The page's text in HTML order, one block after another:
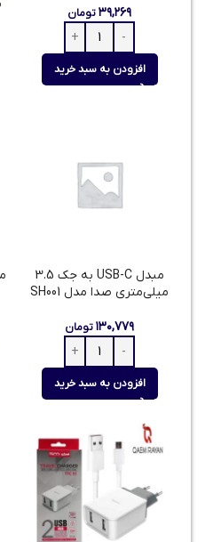
۳۹,۲۶۹تومان
افزودن به سبد خرید
مبدل USB-C به جک 3.5
میلی‌متری صدا مدل SH001
۱۳۰,۷۷۹تومان
افزودن به سبد خرید